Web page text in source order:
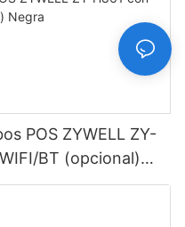
POS ZYWELL ZY-
BT (opcional)